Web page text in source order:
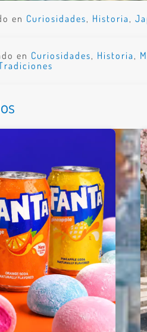
en Curiosidades, Historia,
en Curiosidades, Historia,